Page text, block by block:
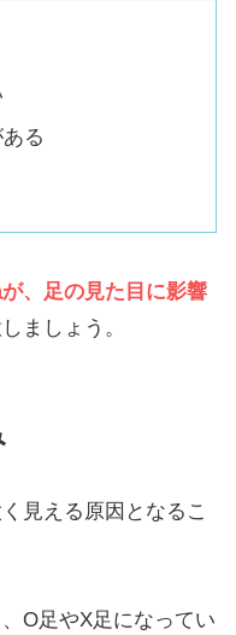
る
、足の見た目に影響
ましょう。
見える原因となるこ
O足やX足になってい